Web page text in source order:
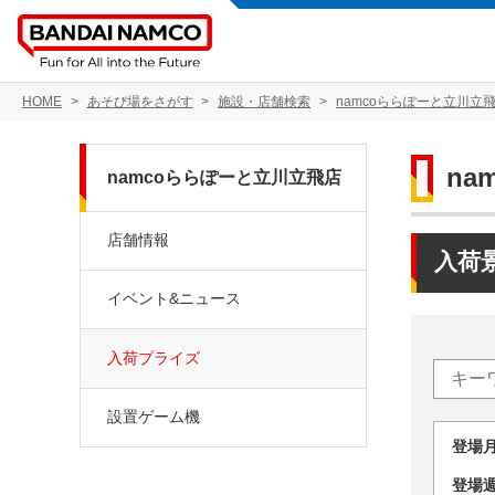
HOME あそび場をさがす 施設・店舗検索 namcoららぽーと立川立
入荷
登
登
namcoららぽーと立川立飛店
店舗情報
イベント&ニュース
入荷プライズ
設置ゲーム機